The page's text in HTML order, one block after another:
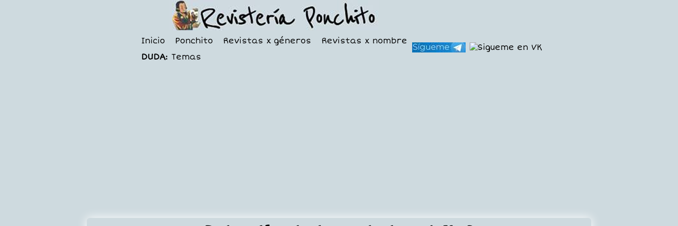
Inicio Ponchito Revistas x géneros
Revistas x nombre
DUDA: Temas